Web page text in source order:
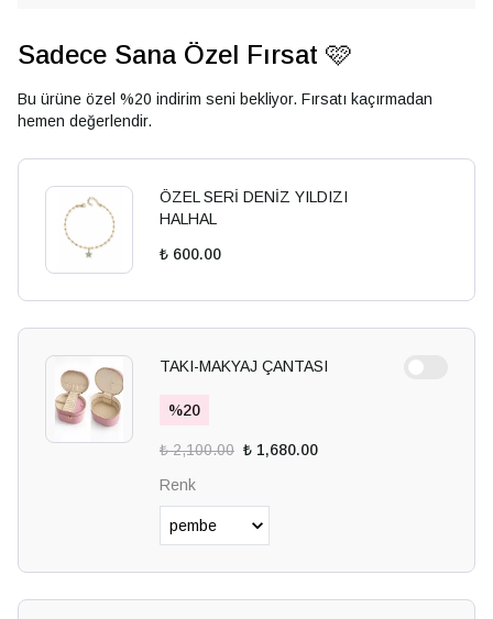
Sadece Sana Özel Fırsat 🩷
Bu ürüne özel %20 indirim seni bekliyor. Fırsatı kaçırmadan
hemen değerlendir.
ÖZEL SERİ DENİZ YILDIZI
HALHAL
₺ 600.00
TAKI-MAKYAJ ÇANTASI
%20
₺ 2,100.00 ₺ 1,680.00
Renk